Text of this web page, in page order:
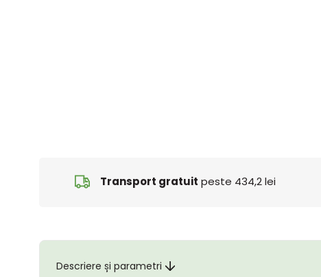
Transport gratuit peste 434,2 lei
Descriere și parametri